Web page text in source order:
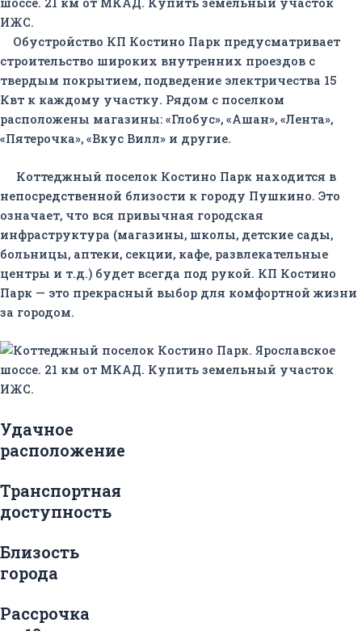
Обустройство КП Костино Парк предусматривает
строительство широких внутренних проездов с
твердым покрытием, подведение электричества 15
Квт к каждому участку. Рядом с поселком
расположены магазины: «Глобус», «Ашан», «Лента»,
«Пятерочка», «Вкус Вилл» и другие.
Коттеджный поселок Костино Парк находится в
непосредственной близости к городу Пушкино. Это
означает, что вся привычная городская
инфраструктура (магазины, школы, детские сады,
больницы, аптеки, секции, кафе, развлекательные
центры и т.д.) будет всегда под рукой. КП Костино
Парк — это прекрасный выбор для комфортной жизни
за городом.
Удачное
расположение
Транспортная
доступность
Близость
города
Рассрочка